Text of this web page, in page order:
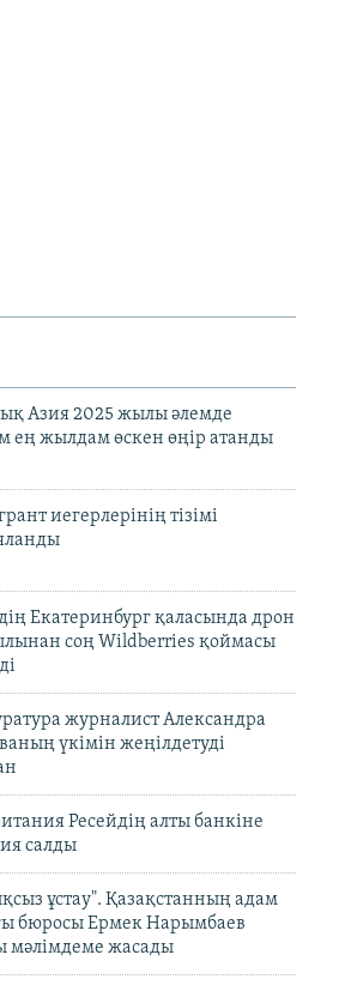
Азия 2025 жылы әлемде
ең жылдам өскен өңір атанды
иегерлерінің тізімі
Екатеринбург қаласында дрон
соң Wildberries қоймасы
журналист Александра
үкімін жеңілдетуді
Ресейдің алты банкіне
салды
ұстау". Қазақстанның адам
бюросы Ермек Нарымбаев
мәлімдеме жасады